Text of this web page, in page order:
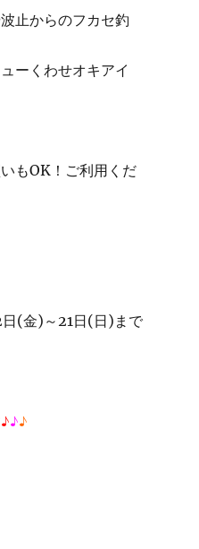
止からのフカセ釣
ーくわせオキアイ
もOK！ご利用くだ
日(金)～21日(日)まで
♪♪♪